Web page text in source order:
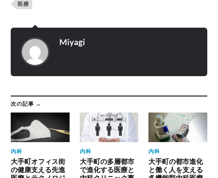
医療
Miyagi
次の記事 →
内科
大手町オフィス街
の健康支える先進
内科
大手町の多層都市
で進化する医療と
内科
大手町の都市進化
と働く人を支える